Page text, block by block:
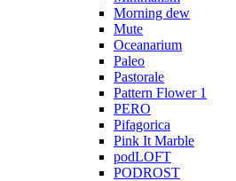
Morning dew
Mute
Oceanarium
Paleo
Pastorale
Pattern Flower 1
PERO
Pifagorica
Pink It Marble
podLOFT
PODROST